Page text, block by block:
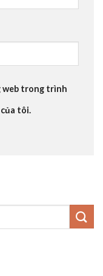
web trong trình
tôi.